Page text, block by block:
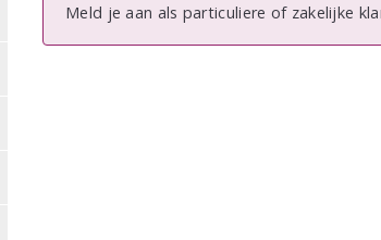
Meld je aan als particuliere of zakelijke